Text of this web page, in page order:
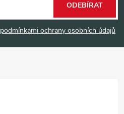
podmínkami ochrany osobních údajů
ODEBÍRAT